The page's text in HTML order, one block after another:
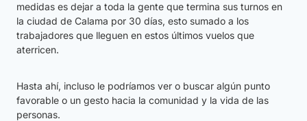
medidas es dejar a toda la gente que termina sus turnos en
la ciudad de Calama por 30 días, esto sumado a los
trabajadores que lleguen en estos últimos vuelos que
aterricen.
Hasta ahí, incluso le podríamos ver o buscar algún punto
favorable o un gesto hacia la comunidad y la vida de las
personas.